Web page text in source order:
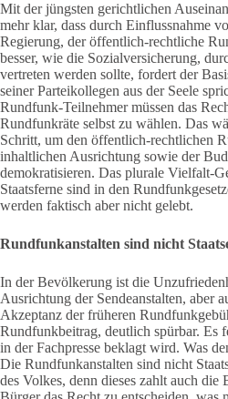
Mit der jüngsten gerichtlichen
mehr klar, dass durch Einflussnahme
Regierung, der öffentlich-rechtliche
besser, wie die Sozialversicherung,
vertreten werden sollte, fordert der
seiner Parteikollegen aus der Seele
Rundfunk-Teilnehmer müssen das
Rundfunkräte selbst zu wählen. Das
Schritt, um den öffentlich-rechtlichen
inhaltlichen Ausrichtung sowie der
demokratisieren. Das plurale Vielfalt-
Staatsferne sind in den
werden faktisch aber nicht gelebt.
Rundfunkanstalten sind nicht
In der Bevölkerung ist die
Ausrichtung der Sendeanstalten, aber
Akzeptanz der früheren
Rundfunkbeitrag, deutlich spürbar. Es
in der Fachpresse beklagt wird. Was
Die Rundfunkanstalten sind nicht
des Volkes, denn dieses zahlt auch die